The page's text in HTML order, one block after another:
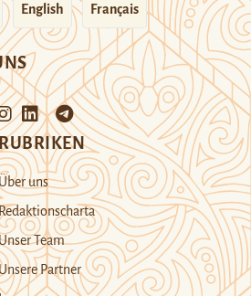
English Français
uns
Team
Partner